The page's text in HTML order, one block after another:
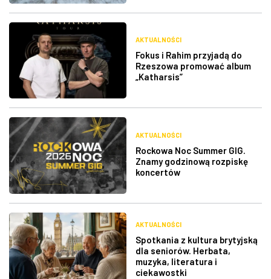
AKTUALNOŚCI
Fokus i Rahim przyjadą do
Rzeszowa promować album
„Katharsis”
AKTUALNOŚCI
Rockowa Noc Summer GIG.
Znamy godzinową rozpiskę
koncertów
AKTUALNOŚCI
Spotkania z kultura brytyjską
dla seniorów. Herbata,
muzyka, literatura i
ciekawostki